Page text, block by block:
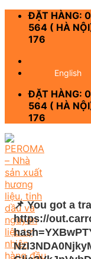
Skip
content
ĐẶT HÀNG:
564 ( HÀ
176
English
ĐẶT HÀNG:
564 ( HÀ
176
📌 You got a
https://